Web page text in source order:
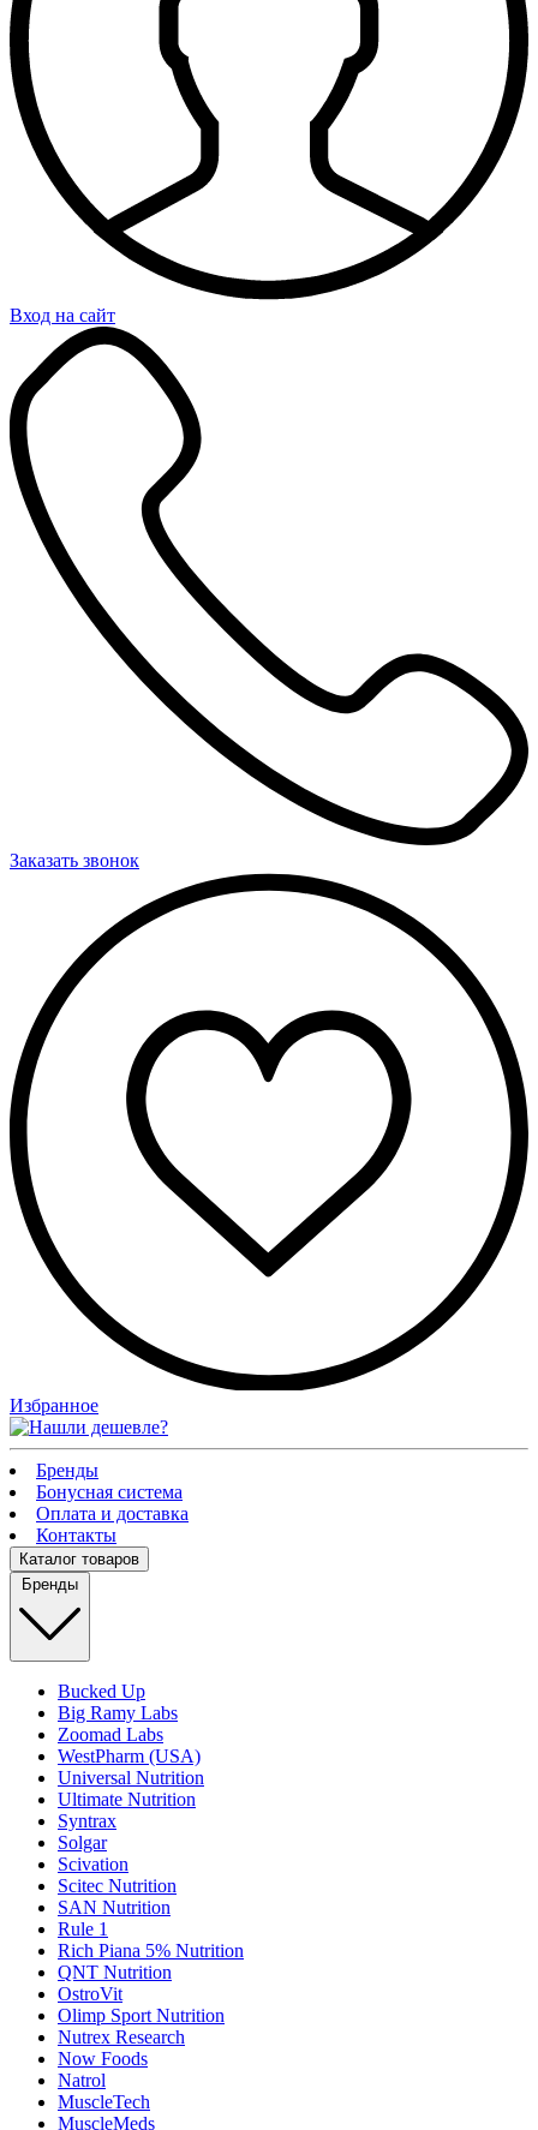
Вход на сайт
Заказать звонок
Избранное
Бренды
Бонусная система
Оплата и доставка
Контакты
Каталог товаров
Бренды
Bucked Up
Big Ramy Labs
Zoomad Labs
WestPharm (USA)
Universal Nutrition
Ultimate Nutrition
Syntrax
Solgar
Scivation
Scitec Nutrition
SAN Nutrition
Rule 1
Rich Piana 5% Nutrition
QNT Nutrition
OstroVit
Olimp Sport Nutrition
Nutrex Research
Now Foods
Natrol
MuscleTech
MuscleMeds